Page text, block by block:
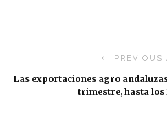
PREVIOUS
Las exportaciones agro
trimestre, hasta los